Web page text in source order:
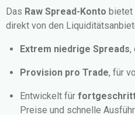
Das Raw Spread-Konto bietet
direkt von den
Extrem niedrige Spreads,
Provision pro Trade, für
Entwickelt für
Preise und schnelle